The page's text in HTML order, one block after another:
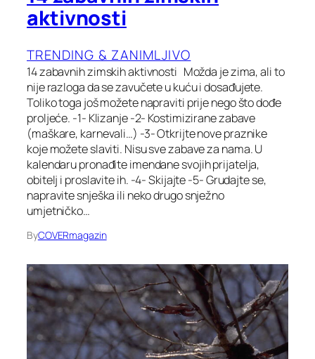
aktivnosti
TRENDING & ZANIMLJIVO
14 zabavnih zimskih aktivnosti Možda je zima, ali to
nije razloga da se zavučete u kuću i dosađujete.
Toliko toga još možete napraviti prije nego što dođe
proljeće. -1- Klizanje -2- Kostimizirane zabave
(maškare, karnevali…) -3- Otkrijte nove praznike
koje možete slaviti. Nisu sve zabave za nama. U
kalendaru pronađite imendane svojih prijatelja,
obitelj i proslavite ih. -4- Skijajte -5- Grudajte se,
napravite snješka ili neko drugo snježno
umjetničko…
ByCOVERmagazin